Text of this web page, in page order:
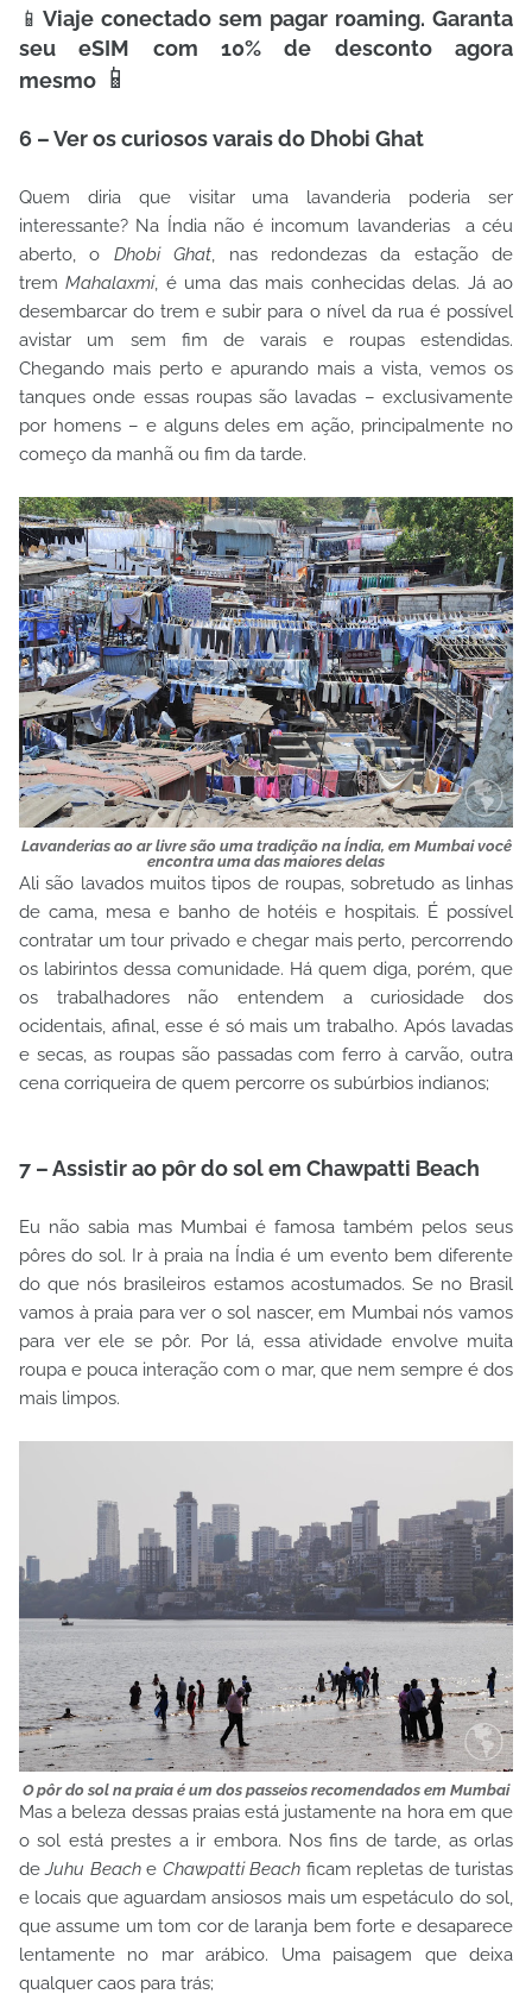
📱 Viaje conectado sem pagar roaming. Garanta
seu eSIM com 10% de desconto agora
mesmo 📱
6 – Ver os curiosos varais do Dhobi Ghat
Quem diria que visitar uma lavanderia poderia ser
interessante? Na Índia não é incomum lavanderias a céu
aberto, o Dhobi Ghat, nas redondezas da estação de
tremMahalaxmi, é uma das mais conhecidas delas. Já ao
desembarcar do trem e subir para o nível da rua é possível
avistar um sem fim de varais e roupas estendidas.
Chegando mais perto e apurando mais a vista, vemos os
tanques onde essas roupas são lavadas – exclusivamente
por homens – e alguns deles em ação, principalmente no
começo da manhã ou fim da tarde.
Lavanderias ao ar livre são uma tradição na Índia, em Mumbai você
encontra uma das maiores delas
Ali são lavados muitos tipos de roupas, sobretudo as linhas
de cama, mesa e banho de hotéis e hospitais. É possível
contratar um tour privado e chegar mais perto, percorrendo
os labirintos dessa comunidade. Há quem diga, porém, que
os trabalhadores não entendem a curiosidade dos
ocidentais, afinal, esse é só mais um trabalho. Após lavadas
e secas, as roupas são passadas com ferro à carvão, outra
cena corriqueira de quem percorre os subúrbios indianos;
7 – Assistir ao pôr do sol em Chawpatti Beach
Eu não sabia mas Mumbai é famosa também pelos seus
pôres do sol. Ir à praia na Índia é um evento bem diferente
do que nós brasileiros estamos acostumados. Se no Brasil
vamos à praia para ver o sol nascer, em Mumbai nós vamos
para ver ele se pôr. Por lá, essa atividade envolve muita
roupa e pouca interação com o mar, que nem sempre é dos
mais limpos.
O pôr do sol na praia é um dos passeios recomendados em Mumbai
Mas a beleza dessas praias está justamente na hora em que
o sol está prestes a ir embora. Nos fins de tarde, as orlas
deJuhu Beache Chawpatti Beach ficam repletas de turistas
e locais que aguardam ansiosos mais um espetáculo do sol,
que assume um tom cor de laranja bem forte e desaparece
lentamente no mar arábico. Uma paisagem que deixa
qualquer caos para trás;